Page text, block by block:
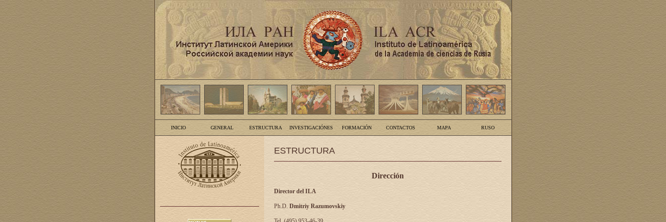
INICIO GENERAL ESTRUCTURA INVESTIGACIÓNES FORMACIÓN CONTACTOS MAPA RUSO
ESTRUCTURA
Dirección
Director del ILA
Ph.D. Dmitriy Razumovskiy